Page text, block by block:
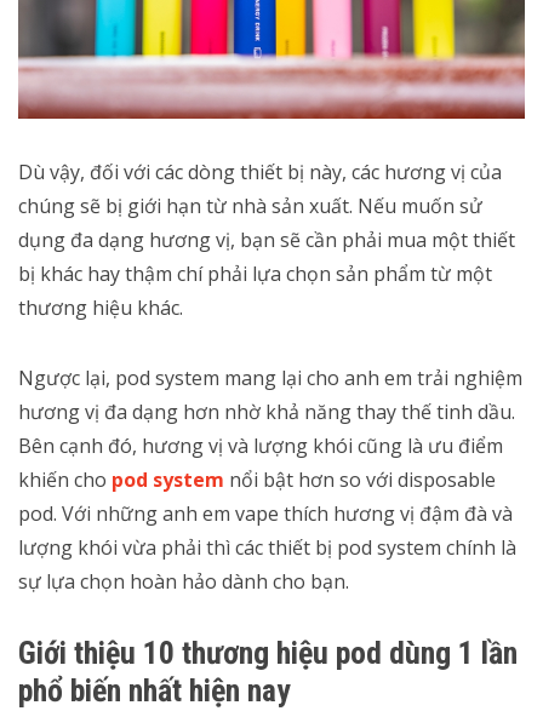
Dù vậy, đối với các dòng thiết bị này, các hương vị của
chúng sẽ bị giới hạn từ nhà sản xuất. Nếu muốn sử
dụng đa dạng hương vị, bạn sẽ cần phải mua một thiết
bị khác hay thậm chí phải lựa chọn sản phẩm từ một
thương hiệu khác.
Ngược lại, pod system mang lại cho anh em trải nghiệm
hương vị đa dạng hơn nhờ khả năng thay thế tinh dầu.
Bên cạnh đó, hương vị và lượng khói cũng là ưu điểm
khiến cho pod system nổi bật hơn so với disposable
pod. Với những anh em vape thích hương vị đậm đà và
lượng khói vừa phải thì các thiết bị pod system chính là
sự lựa chọn hoàn hảo dành cho bạn.
Giới thiệu 10 thương hiệu pod dùng 1 lần
phổ biến nhất hiện nay